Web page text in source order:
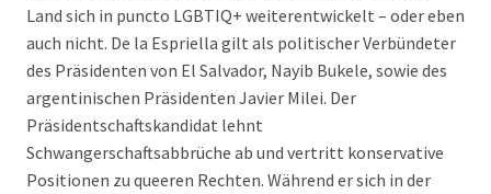
Land sich in puncto LGBTIQ+ weiterentwickelt – oder eben
auch nicht. De la Espriella gilt als politischer Verbündeter
des Präsidenten von El Salvador, Nayib Bukele, sowie des
argentinischen Präsidenten Javier Milei. Der
Präsidentschaftskandidat lehnt
Schwangerschaftsabbrüche ab und vertritt konservative
Positionen zu queeren Rechten. Während er sich in der